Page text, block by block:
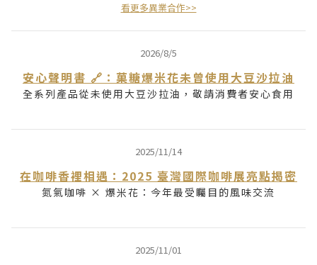
看更多異業合作>>
2026/8/5
安心聲明書 🔗：菓糖爆米花未曾使用大豆沙拉油
全系列產品從未使用大豆沙拉油，敬請消費者安心食用
2025/11/14
在咖啡香裡相遇：2025 臺灣國際咖啡展亮點揭密
氮氣咖啡 × 爆米花：今年最受矚目的風味交流
2025/11/01